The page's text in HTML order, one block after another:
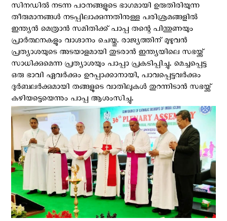
സിനഡിൽ നടന്ന പഠനങ്ങളുടെ ഭാഗമായി ഉരുതിരിയുന്ന
തീരുമാനങ്ങൾ നടപ്പിലാക്കുന്നതിനുള്ള പരിശ്രമങ്ങളിൽ
ഇന്ത്യൻ മെത്രാൻ സമിതിക്ക് പാപ്പ തന്റെ പിന്തുണയും
പ്രാർത്ഥനകളും വാഗ്ദാനം ചെയ്തു. രാജ്യത്തിന് മുഴുവൻ
പ്രത്യാശയുടെ അടയാളമായി തുടരാൻ ഇന്ത്യയിലെ സഭയ്ക്ക്
സാധിക്കുമെന്ന പ്രത്യാശയും പാപ്പാ പ്രകടിപ്പിച്ചു. മെച്ചപ്പെട്ട
ഒരു ഭാവി ഏവർക്കും ഉറപ്പാക്കാനായി, പാവപ്പെട്ടവർക്കും
ദുർബലർക്കുമായി തങ്ങളുടെ വാതിലുകൾ തുറന്നിടാൻ സഭയ്ക്ക്
കഴിയട്ടെയെന്നും പാപ്പ ആശംസിച്ചു.